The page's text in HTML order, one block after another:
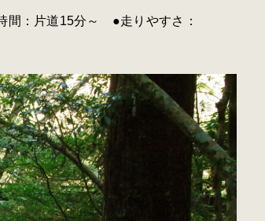
：片道15分～ ●走りやすさ：